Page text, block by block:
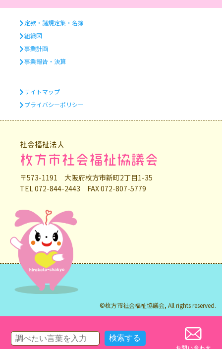
定款・諸規定集・名簿
組織図
事業計画
事業報告・決算
サイトマップ
プライバシーポリシー
社会福祉法人
枚方市社会福祉協議会
〒573-1191 大阪府枚方市新町2丁目1-35
TEL 072-844-2443 FAX 072-807-5779
©枚方市社会福祉協議会, All rights reserved.